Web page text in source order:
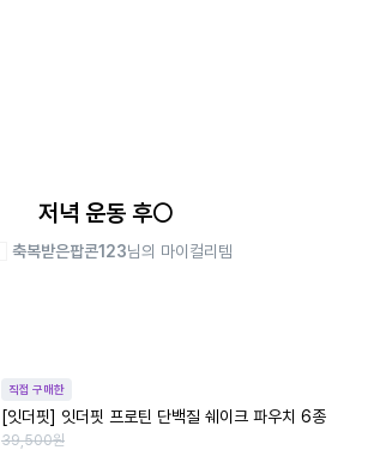
저녁 운동 후🌕
축복받은팝콘123님의 마이컬리템
직접 구매한
[잇더핏] 잇더핏 프로틴 단백질 쉐이크 파우치 6종
39,500원